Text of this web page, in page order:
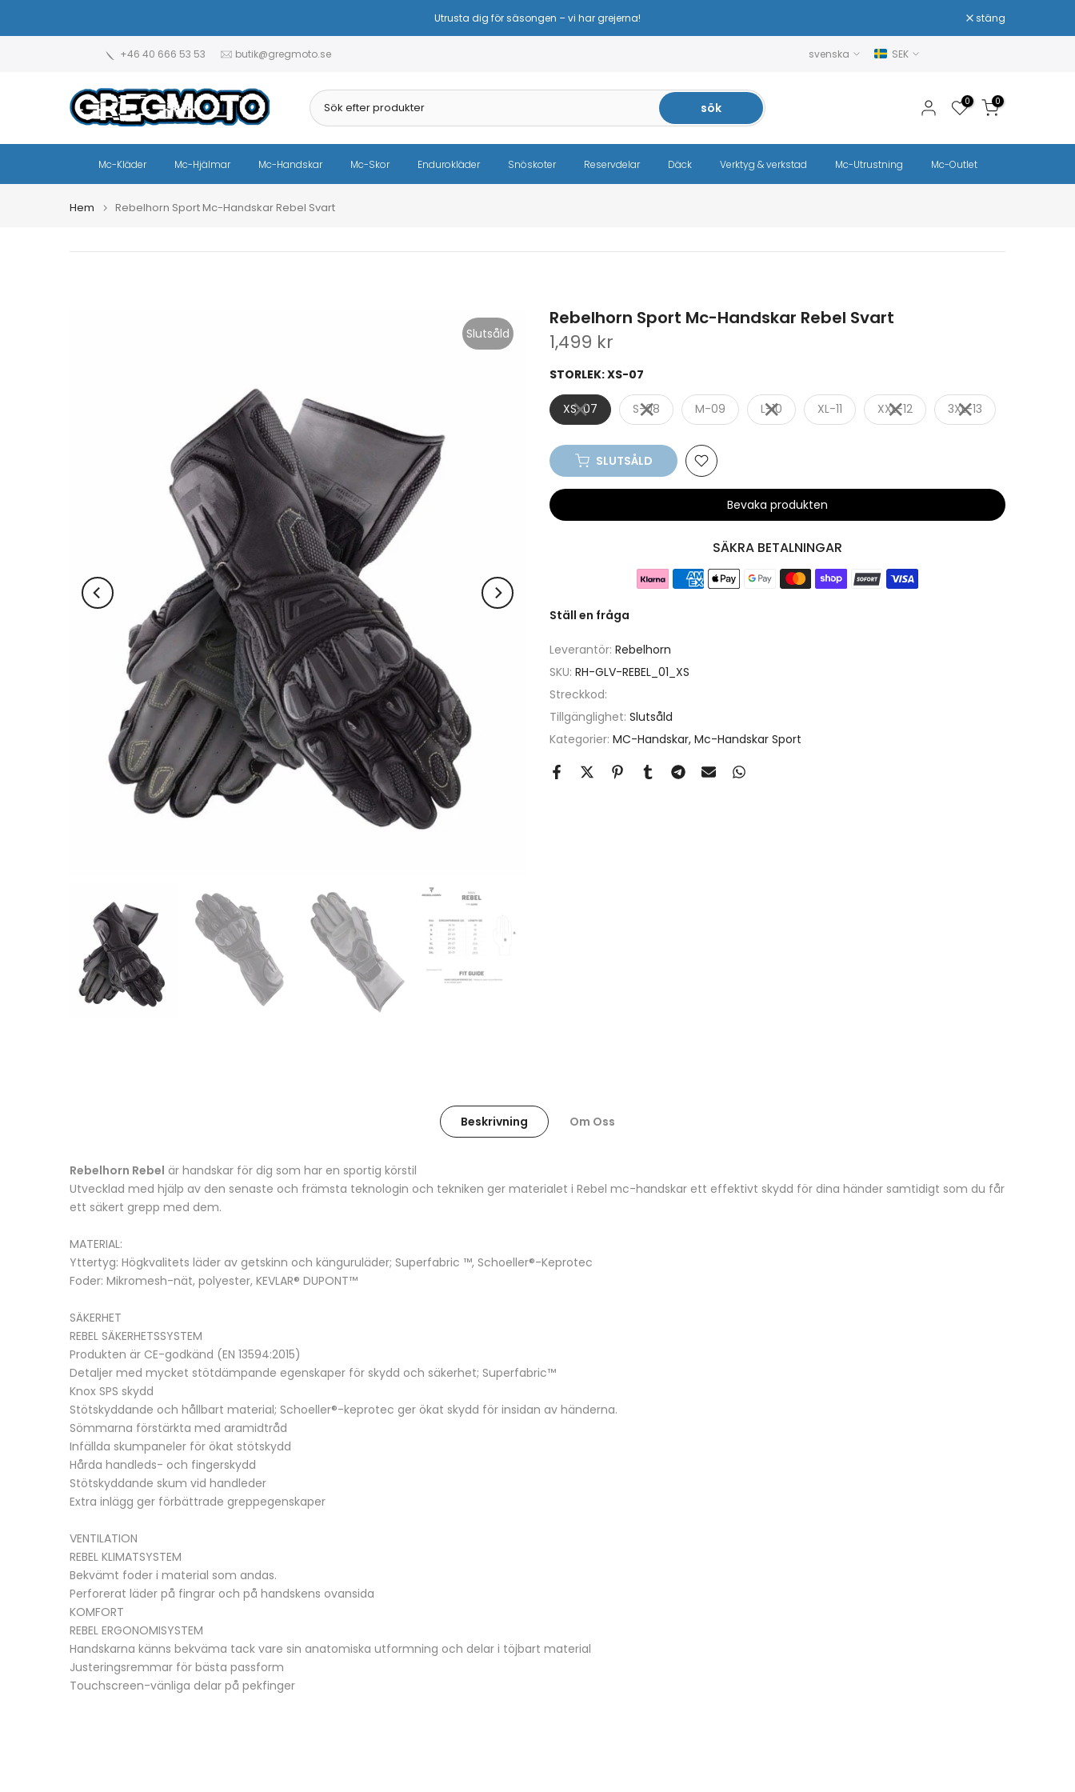
till
Sänkta priser – samma höga kvalitet! stäng
+46 40 666 53 53 butik@gregmoto.se svenska SEK
sök 0 0
Mc-Kläder Mc-Hjälmar Mc-Handskar Mc-Skor Endurokläder Snöskoter Reservdelar Däck Verktyg & verkstad Mc-Utrustning Mc-Outlet
Hem Rebelhorn Sport Mc-Handskar Rebel Svart
Slutsåld
Rebelhorn Sport Mc-Handskar Rebel Svart
1,499 kr
STORLEK:XS-07
XS-07 S-08 M-09 L-10 XL-11 XXL-12 3XL-13
SLUTSÅLD
Bevaka produkten
SÄKRA BETALNINGAR
Ställ en fråga
Leverantör: Rebelhorn
SKU: RH-GLV-REBEL_01_XS
Streckkod:
Tillgänglighet: Slutsåld
Kategorier: MC-Handskar Mc-Handskar Sport
Beskrivning Om Oss
Rebelhorn Rebel är handskar för dig som har en sportig körstil
Utvecklad med hjälp av den senaste och främsta teknologin och tekniken ger materialet i Rebel mc-handskar ett effektivt skydd för dina händer samtidigt som du får
ett säkert grepp med dem.
MATERIAL:
Yttertyg: Högkvalitets läder av getskinn och känguruläder; Superfabric ™, Schoeller®-Keprotec
Foder: Mikromesh-nät, polyester, KEVLAR® DUPONT™
SÄKERHET
REBEL SÄKERHETSSYSTEM
Produkten är CE-godkänd (EN 13594:2015)
Detaljer med mycket stötdämpande egenskaper för skydd och säkerhet; Superfabric™
Knox SPS skydd
Stötskyddande och hållbart material; Schoeller®-keprotec ger ökat skydd för insidan av händerna.
Sömmarna förstärkta med aramidtråd
Infällda skumpaneler för ökat stötskydd
Hårda handleds- och fingerskydd
Stötskyddande skum vid handleder
Extra inlägg ger förbättrade greppegenskaper
VENTILATION
REBEL KLIMATSYSTEM
Bekvämt foder i material som andas.
Perforerat läder på fingrar och på handskens ovansida
KOMFORT
REBEL ERGONOMISYSTEM
Handskarna känns bekväma tack vare sin anatomiska utformning och delar i töjbart material
Justeringsremmar för bästa passform
Touchscreen-vänliga delar på pekfinger